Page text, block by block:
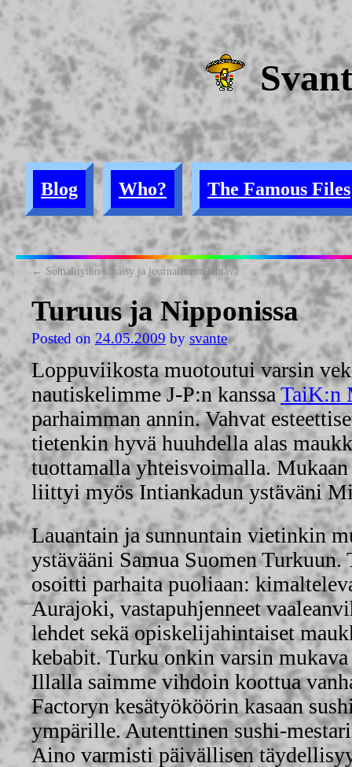
Blog Who? The Famous Files
← Somalitytön tönaisy ja journalismin tehtävä
Turuus ja Nipponissa
Posted on 24.05.2009 by svante
Loppuviikosta muotoutui varsin
nautiskelimme J-P:n kanssaTaiK:n
parhaimman annin. Vahvat
tietenkin hyvä huuhdella alas
tuottamalla yhteisvoimalla.
liittyi myös Intiankadun ystäväni
Lauantain ja sunnuntain vietinkin
ystävääni Samua Suomen Turkuun.
osoitti parhaita puoliaan:
Aurajoki, vastapuhjenneet
lehdet sekä opiskelijahintaiset
kebabit. Turku onkin varsin
Illalla saimme vihdoin koottua
Factoryn kesätyököörin kasaan
ympärille. Autenttinen sushi-
Aino varmisti päivällisen